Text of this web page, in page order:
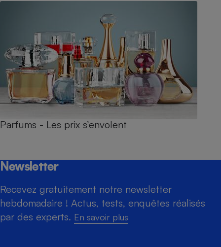
Parfums - Les prix s’envolent
Newsletter
Recevez gratuitement notre newsletter
hebdomadaire ! Actus, tests, enquêtes réalisés
par des experts. En savoir plus